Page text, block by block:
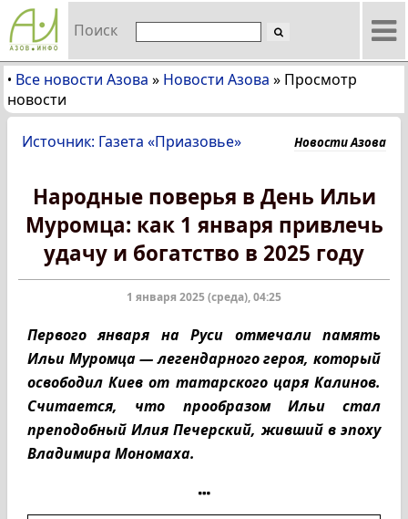
Поиск
• Все новости Азова » Новости Азова » Просмотр
новости
Источник: Газета «Приазовье» Новости Азова
Народные поверья в День Ильи
Муромца: как 1 января привлечь
удачу и богатство в 2025 году
1 января 2025 (среда), 04:25
Первого января на Руси отмечали память
Ильи Муромца — легендарного героя, который
освободил Киев от татарского царя Калинов.
Считается, что прообразом Ильи стал
преподобный Илия Печерский, живший в эпоху
Владимира Мономаха.